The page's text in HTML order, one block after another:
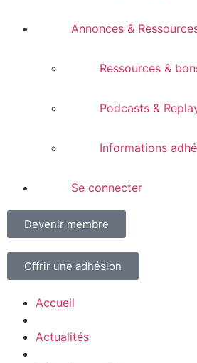
Annonces &
Ressources &
Podcasts &
Informations
Se connecter
Devenir membre
Offrir une adhésion
Accueil
Actualités